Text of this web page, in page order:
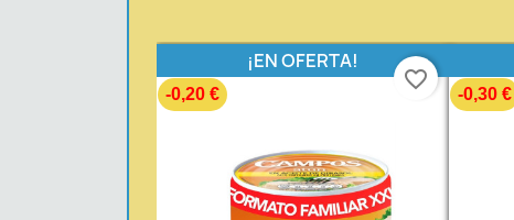
¡EN OFERTA!
-0,20 €
favorite_border
-0,30 €